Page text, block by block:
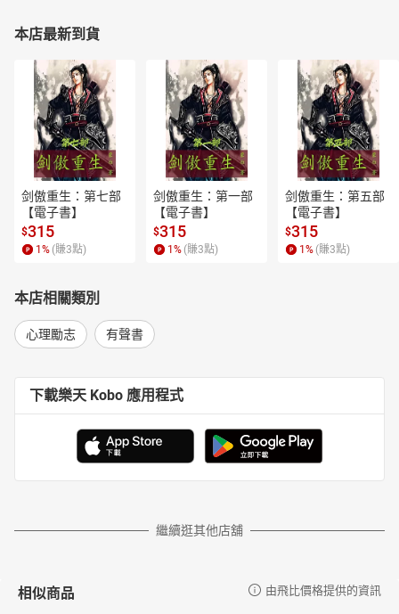
**曾明鴻（國立馬公高級中學老師）－－**我們為什麼要對話？如何
進行對話？對話要說些什麼？作者在《對話的力量》回答了這三個
問題。這是一本讓我們與人對話，同時照見自己的好書。
康碧真（台中市私立瑪歇爾幼稚園園長）－－
「對話」的「力
量」，我曾經真切感受過，那是阿建老師與我的晤談。老師真誠平
穩，且和諧專注的對應，讓我深刻感受自己被接納、被理解、被看
重……也使我從談話中真正看見自己，慢慢懂得覺察一直被忽略的內
在。至今仍感念老師曾給我許多力量。人要改變對話的慣性姿態及
語態，著實不容易！但有改變的開始， 關係就隨之轉變。此書將對
話的重要，細膩地傳達並讓人易於理解，如能靜心細讀，就宛如遇
見您生命中的貴人！
**梁慧茵（霧峰新弘明幼稚園園長）－－**在幼教專業成長的路上，
伴們用一致性溝通，開啟了自利、利他的生命動力；但截斷慣性是
這麼的艱辛，我們像駑鈍的練功者，跟著比劃的過程，在成長的歡
欣中，總是伴隨著無數挫敗。欣見《對話的力量》一書問世，如獲
武功祕笈，更見具體招式分解，無疑是大家學習「一致性溝通」的
**劉瑋芊（Abby）（桃園市私立芃芃森林幼稚園儲備園長）－－**
本書讓我了解，原來透過「好奇」以及關心「人」的方式與孩子對
話，才能真正讓對話者「覺知」，並為自己的生命做出最明智的選
中探索，每天只要五分鐘互動，運用於工作場域與家庭，即能傳遞
的課程，既簡單又有深奧的藝術涵養，作者李崇建、甘耀明透過無
本店最新到貨
剑傲重生：第七部
【電子書】
$315
1 % (賺3點)
剑傲重生：第一部
【電子書】
$315
1 % (賺3點)
剑傲重生：第五部
【電子書】
$315
1 % (賺3點)
本店相關類別
心理勵志 有聲書
下載樂天 Kobo 應用程式
繼續逛其他店舖
相似商品 由飛比價格提供的資訊